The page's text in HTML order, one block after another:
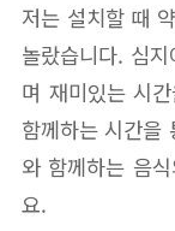
저는 설치할 때
놀랐습니다. 심
며 재미있는 시
함께하는 시간을
와 함께하는 음
요.